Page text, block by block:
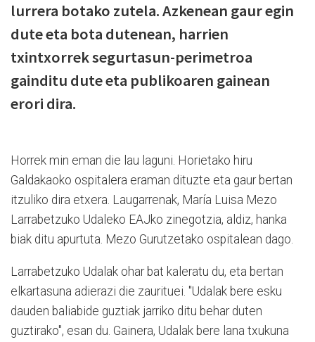
lurrera botako zutela. Azkenean gaur egin
dute eta bota dutenean, harrien
txintxorrek segurtasun-perimetroa
gainditu dute eta publikoaren gainean
erori dira.
Horrek min eman die lau laguni. Horietako hiru
Galdakaoko ospitalera eraman dituzte eta gaur bertan
itzuliko dira etxera. Laugarrenak, María Luisa Mezo
Larrabetzuko Udaleko EAJko zinegotzia, aldiz, hanka
biak ditu apurtuta. Mezo Gurutzetako ospitalean dago.
Larrabetzuko Udalak ohar bat kaleratu du, eta bertan
elkartasuna adierazi die zaurituei. "Udalak bere esku
dauden baliabide guztiak jarriko ditu behar duten
guztirako", esan du. Gainera, Udalak bere lana txukuna